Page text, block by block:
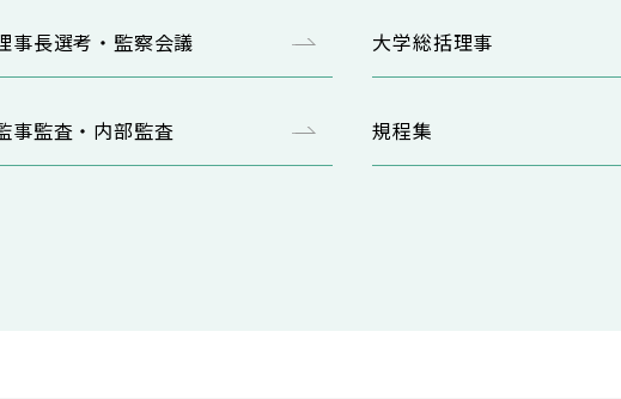
事長選考・監察会議 大学総括理事
事監査・内部監査 規程集